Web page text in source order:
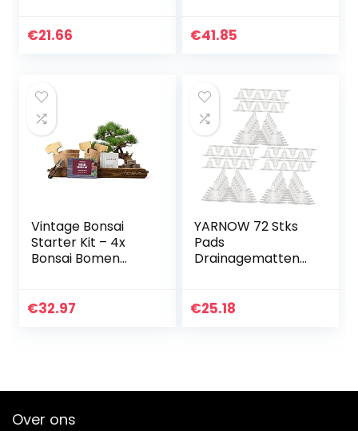
Delicaat Geschenk
€21.66 €41.85
Vintage Bonsai
Starter Kit – 4x
Bonsai Bomen
Cadeau Idee –
€32.97
YARNOW 72 Stks
Pads
Drainagematten
Plant Pad Gat DIY
€25.18
Over ons